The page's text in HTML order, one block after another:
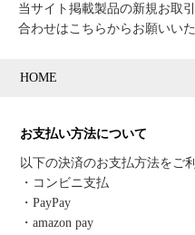
当サイト掲載製品の新規お取
合わせはこちらからお願いいた
HOME
お支払い方法について
以下の決済のお支払方法をご
・コンビニ支払
・PayPay
・amazon pay